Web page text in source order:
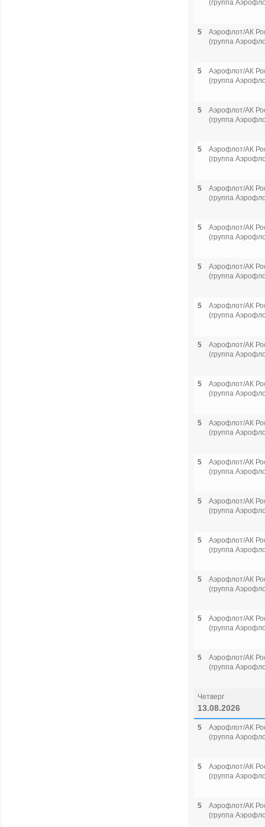
(группа
5
Аэрофлот/АК
(группа
5
Аэрофлот/АК
(группа
5
Аэрофлот/АК
(группа
5
Аэрофлот/АК
(группа
5
Аэрофлот/АК
(группа
5
Аэрофлот/АК
(группа
5
Аэрофлот/АК
(группа
5
Аэрофлот/АК
(группа
5
Аэрофлот/АК
(группа
5
Аэрофлот/АК
(группа
5
Аэрофлот/АК
(группа
5
Аэрофлот/АК
(группа
5
Аэрофлот/АК
(группа
5
Аэрофлот/АК
(группа
5
Аэрофлот/АК
(группа
5
Аэрофлот/АК
(группа
5
Аэрофлот/АК
(группа
Четверг
13.08.2026
5
Аэрофлот/АК
(группа
5
Аэрофлот/АК
(группа
5
Аэрофлот/АК
(группа